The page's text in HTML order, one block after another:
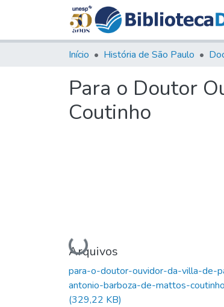
Início História de São Paulo
Para o Doutor
Coutinho
Carregando...
Arquivos
para-o-doutor-ouvidor-da-villa-de-
antonio-barboza-de-mattos-
(329,22 KB)